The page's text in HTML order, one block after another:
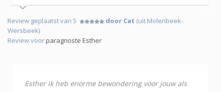
Review geplaatst van 5 door Cat (uit Molenbeek-
Wersbeek)
Review voorparagnoste Esther
Esther ik heb enorme bewondering voor jouw als